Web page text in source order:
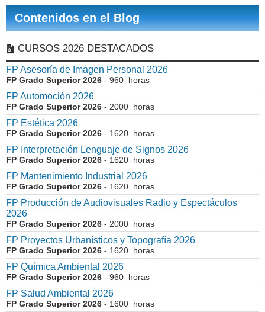
Contenidos en el Blog
CURSOS 2026 DESTACADOS
FP Asesoría de Imagen Personal 2026
FP Grado Superior 2026 - 960 horas
FP Automoción 2026
FP Grado Superior 2026 - 2000 horas
FP Estética 2026
FP Grado Superior 2026 - 1620 horas
FP Interpretación Lenguaje de Signos 2026
FP Grado Superior 2026 - 1620 horas
FP Mantenimiento Industrial 2026
FP Grado Superior 2026 - 1620 horas
FP Producción de Audiovisuales Radio y Espectáculos
2026
FP Grado Superior 2026 - 2000 horas
FP Proyectos Urbanísticos y Topografía 2026
FP Grado Superior 2026 - 1620 horas
FP Química Ambiental 2026
FP Grado Superior 2026 - 960 horas
FP Salud Ambiental 2026
FP Grado Superior 2026 - 1600 horas